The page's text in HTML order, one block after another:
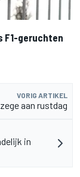
F1-geruchten
VORIG ARTIKEL
aan rustdag
in